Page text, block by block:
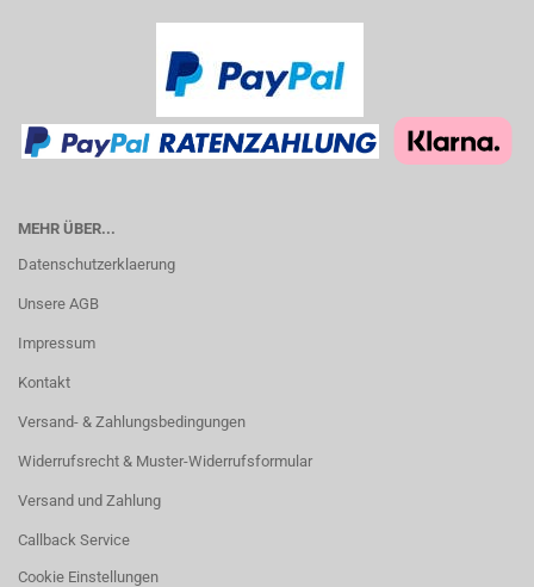
MEHR ÜBER...
Datenschutzerklaerung
Unsere AGB
Impressum
Kontakt
Versand- & Zahlungsbedingungen
Widerrufsrecht & Muster-Widerrufsformular
Versand und Zahlung
Callback Service
Cookie Einstellungen